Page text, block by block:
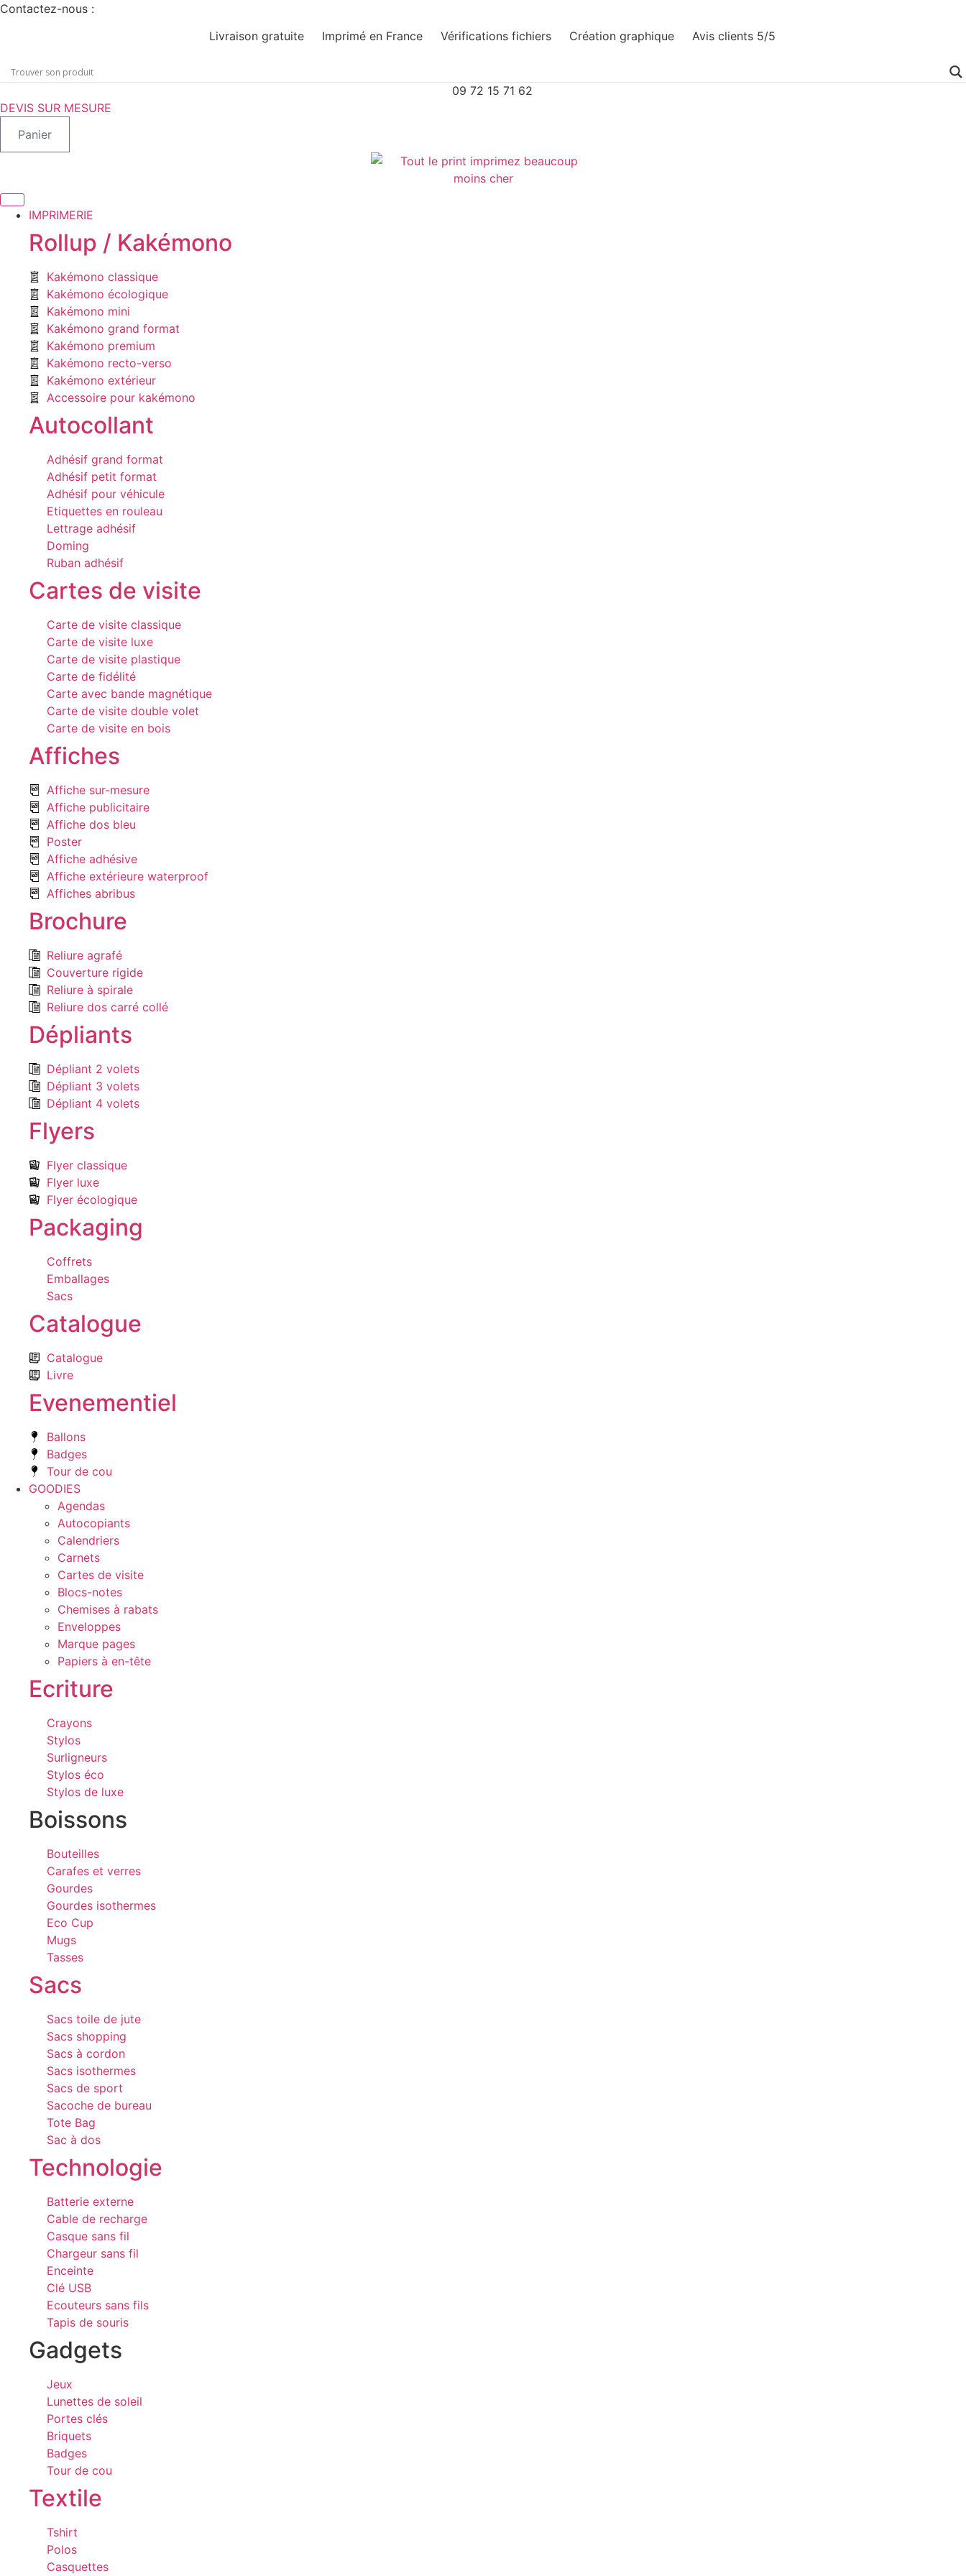
Aller
Contactez-nous :
Livraison gratuite
Imprimé en France Vérifications fichiers Création graphique Avis clients 5/5
09 72 15 71 62
DEVIS SUR MESURE
Panier
IMPRIMERIE
Rollup / Kakémono
Kakémono classique
Kakémono écologique
Kakémono mini
Kakémono grand format
Kakémono premium
Kakémono recto-verso
Kakémono extérieur
Accessoire pour kakémono
Autocollant
Adhésif grand format
Adhésif petit format
Adhésif pour véhicule
Etiquettes en rouleau
Lettrage adhésif
Doming
Ruban adhésif
Cartes de visite
Carte de visite classique
Carte de visite luxe
Carte de visite plastique
Carte de fidélité
Carte avec bande magnétique
Carte de visite double volet
Carte de visite en bois
Affiches
Affiche sur-mesure
Affiche publicitaire
Affiche dos bleu
Poster
Affiche adhésive
Affiche extérieure waterproof
Affiches abribus
Brochure
Reliure agrafé
Couverture rigide
Reliure à spirale
Reliure dos carré collé
Dépliants
Dépliant 2 volets
Dépliant 3 volets
Dépliant 4 volets
Flyers
Flyer classique
Flyer luxe
Flyer écologique
Packaging
Coffrets
Emballages
Sacs
Catalogue
Catalogue
Livre
Evenementiel
Ballons
Badges
Tour de cou
GOODIES
Agendas
Autocopiants
Calendriers
Carnets
Cartes de visite
Blocs-notes
Chemises à rabats
Enveloppes
Marque pages
Papiers à en-tête
Ecriture
Crayons
Stylos
Surligneurs
Stylos éco
Stylos de luxe
Boissons
Bouteilles
Carafes et verres
Gourdes
Gourdes isothermes
Eco Cup
Mugs
Tasses
Sacs
Sacs toile de jute
Sacs shopping
Sacs à cordon
Sacs isothermes
Sacs de sport
Sacoche de bureau
Tote Bag
Sac à dos
Technologie
Batterie externe
Cable de recharge
Casque sans fil
Chargeur sans fil
Enceinte
Clé USB
Ecouteurs sans fils
Tapis de souris
Gadgets
Jeux
Lunettes de soleil
Portes clés
Briquets
Badges
Tour de cou
Textile
Tshirt
Polos
Casquettes